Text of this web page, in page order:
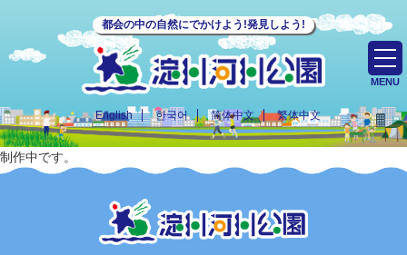
都会の中の自然にでかけよう!発見しよう!
English 한국어 简体中文 繁体中文
MENU
制作中です。